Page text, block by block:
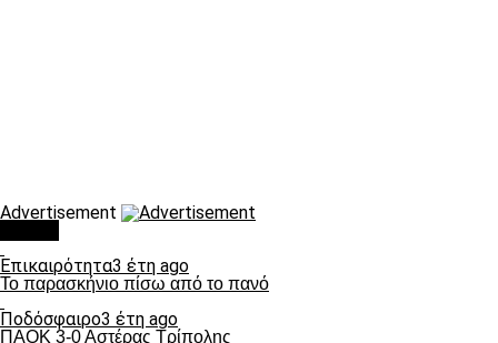
Advertisement
Επικαιρότητα3 έτη ago
Το παρασκήνιο πίσω από το πανό
Ποδόσφαιρο3 έτη ago
ΠΑΟΚ 3-0 Αστέρας Τρίπολης